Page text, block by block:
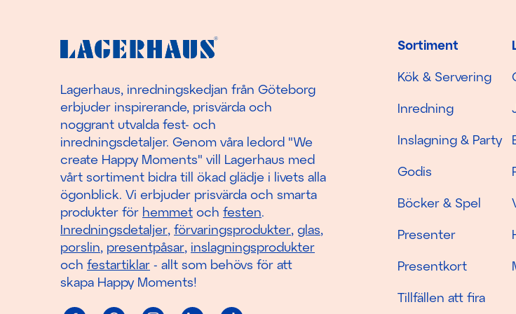
Sortiment
Kök & Servering
Inredning
Inslagning & Party
Godis
Böcker & Spel
Presenter
Presentkort
Tillfällen att fira
Lagerhaus, inredningskedjan från Göteborg
erbjuder inspirerande, prisvärda och
noggrant utvalda fest- och
inredningsdetaljer. Genom våra ledord "We
create Happy Moments" vill Lagerhaus med
vårt sortiment bidra till ökad glädje i livets alla
ögonblick. Vi erbjuder prisvärda och smarta
produkter för hemmet och festen.
Inredningsdetaljer, förvaringsprodukter, glas,
porslin, presentpåsar, inslagningsprodukter
och festartiklar - allt som behövs för att
skapa Happy Moments!